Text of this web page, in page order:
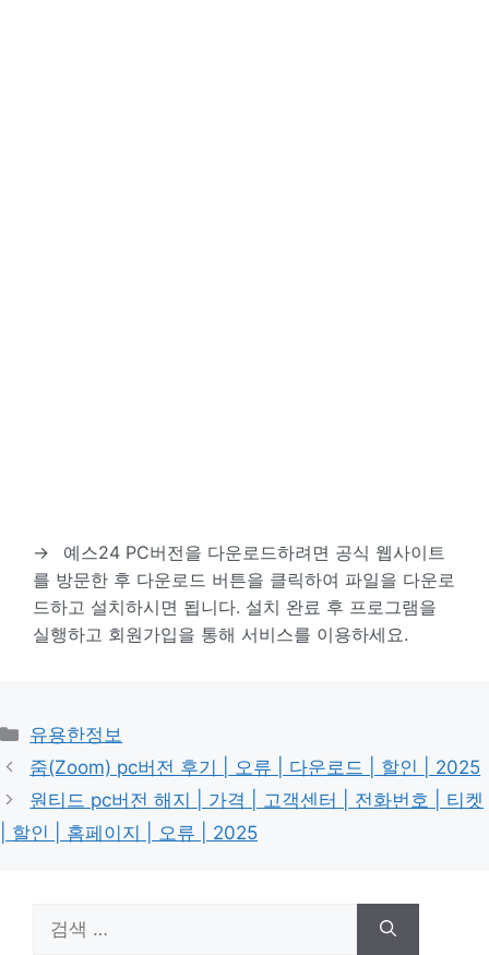
→
예스24 PC버전을 다운로드하려면 공식 웹사이트
를 방문한 후 다운로드 버튼을 클릭하여 파일을 다운로
드하고 설치하시면 됩니다. 설치 완료 후 프로그램을
실행하고 회원가입을 통해 서비스를 이용하세요.
카
테
고
리
유용한정보
줌(Zoom) pc버전 후기 | 오류 | 다운로드 | 할인 | 2025
원티드 pc버전 해지 | 가격 | 고객센터 | 전화번호 | 티켓
| 할인 | 홈페이지 | 오류 | 2025
색: